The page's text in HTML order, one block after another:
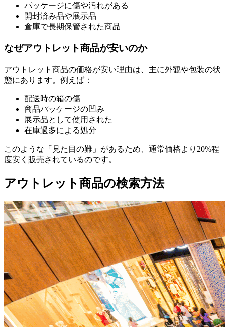
パッケージに傷や汚れがある
開封済み品や展示品
倉庫で長期保管された商品
なぜアウトレット商品が安いのか
アウトレット商品の価格が安い理由は、主に外観や包装の状
態にあります。例えば：
配送時の箱の傷
商品パッケージの凹み
展示品として使用された
在庫過多による処分
このような「見た目の難」があるため、通常価格より20%程
度安く販売されているのです。
アウトレット商品の検索方法